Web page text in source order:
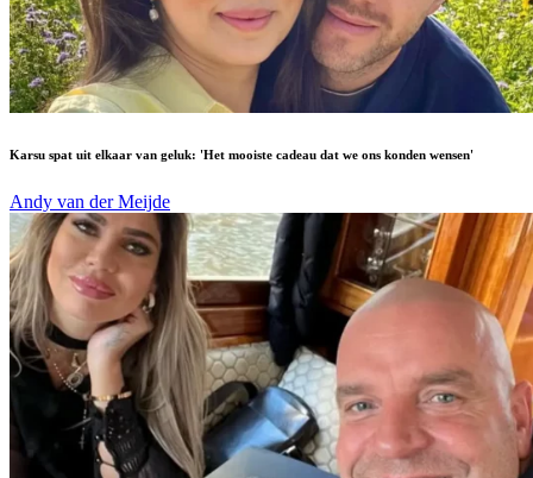
Karsu spat uit elkaar van geluk: 'Het mooiste cadeau dat we ons konden wensen'
Andy van der Meijde